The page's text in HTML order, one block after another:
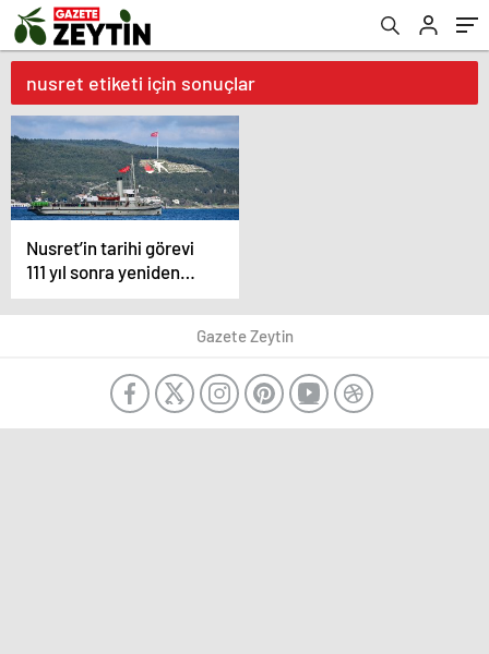
nusret etiketi için sonuçlar
Nusret’in tarihi görevi
111 yıl sonra yeniden
canlandırıldı
Gazete Zeytin